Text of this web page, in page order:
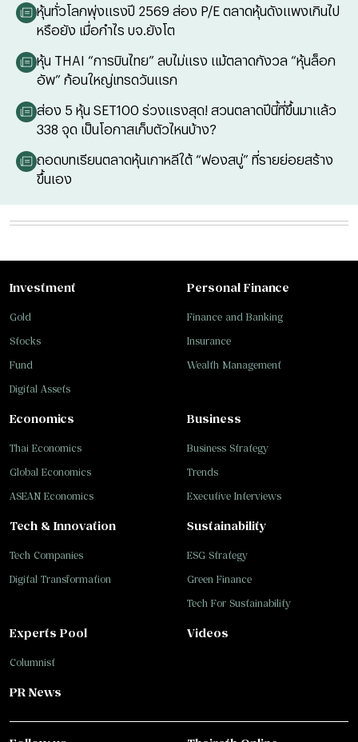
หุ้นทั่วโลกพุ่งแรงปี 2569 ส่อง P/E ตลาดหุ้นดังแพงเกินไป
หรือยัง เมื่อกำไร บจ.ยังโต
หุ้น THAI “การบินไทย” ลบไม่แรง แม้ตลาดกังวล “หุ้นล็อก
อัพ” ก้อนใหญ่เทรดวันแรก
ส่อง 5 หุ้น SET100 ร่วงแรงสุด! สวนตลาดปีนี้ที่ขึ้นมาแล้ว
338 จุด เป็นโอกาสเก็บตัวไหนบ้าง?
ถอดบทเรียนตลาดหุ้นเกาหลีใต้ “ฟองสบู่” ที่รายย่อยสร้าง
ขึ้นเอง
Investment
Gold
Stocks
Fund
Digital Assets
Personal Finance
Finance and Banking
Insurance
Wealth Management
Business
Business Strategy
Trends
Executive Interviews
Tech & Innovation
Tech Companies
Digital Transformation
Sustainability
ESG Strategy
Green Finance
Tech For Sustainability
Economics
Thai Economics
Global Economics
ASEAN Economics
Experts Pool
Columnist
Videos
PR News